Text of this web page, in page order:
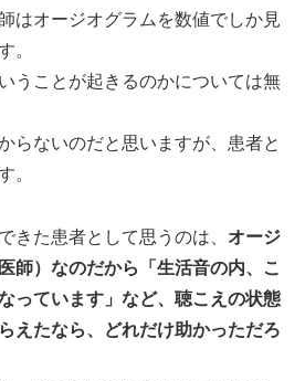
はオージオグラムを数値でしか見
。
うことが起きるのかについては無
らないのだと思いますが、患者と
。
きた患者として思うのは、 オージ
師）なのだから「生活音の内、こ
っています」など、聴こえの状態
えたなら、どれだけ助かっただろ